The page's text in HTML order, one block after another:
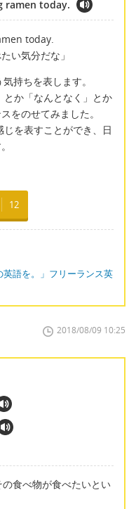
ramen today.
today.
い気分だな」
持ちを表します。
か「なんとなく」とか
をのせてみました。
を表すことができ、日
12
英語を。」フリーランス英
2018/08/09 10:25
食べ物が食べたいとい